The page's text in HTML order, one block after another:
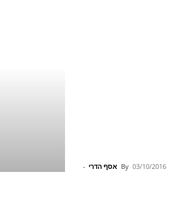
By אסף הדרי - 03/10/2016